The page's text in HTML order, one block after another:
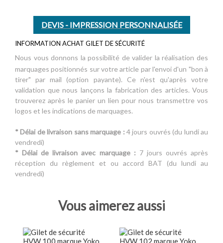
DEVIS - IMPRESSION PERSONNALISÉE
INFORMATION ACHAT GILET DE SÉCURITÉ
Nous vous donnons la possibilité de valider la réalisation des
marquages positionnés sur votre article par l'envoi d'un "bon à
tirer" par mail (option payante). Ce n'est qu'après votre
validation que nous lançons la fabrication des articles. Vous
trouverez après le panier un lien pour nous transmettre vos
logos et les indications de marquages.
* Délai de livraison sans marquage : 4 jours ouvrés (du lundi au
vendredi)
* Délai de livraison avec marquage : 7 jours ouvrés après
réception du règlement et ou accord BAT (du lundi au
vendredi)
Vous aimerez aussi